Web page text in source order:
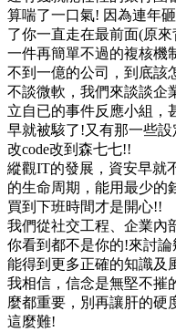
算喘了一口氣! 因為連年
了你一直走在最前面(原
一件再簡單不過的複核機
不到一億的公司，到底該
不談微軟，我們來談談企
立自已的事件反應小組，
早就被駭了!又有那一些
改code改到森七七!!
縱觀IT的發展，資安早就
的生命周期，能用最少的
買到下班時間才是開心!!
我們從社交工程、企業內
你看到都不是你的!來討
能得到更多正確的知識及
我相信，信念是無堅不摧
麼都重要，別再讓肝的硬
這麼難!